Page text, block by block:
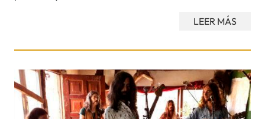
LEER MÁS